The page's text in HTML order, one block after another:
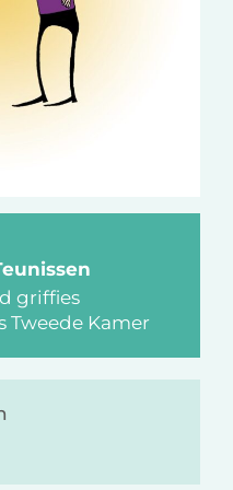
griffies
Tweede Kamer